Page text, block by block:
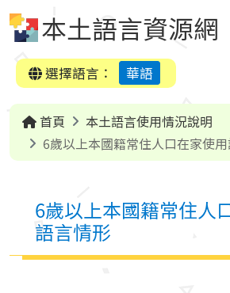
本土語言資源網
選擇語言：
華語
首頁
本土語言使用情況說明
6歲以上本國籍常住人口在家使
6歲以上本國籍常住人
語言情形